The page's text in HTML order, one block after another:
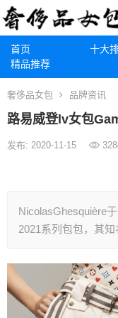
首页 十大
精品推荐
奢侈品女包 品牌资讯
路易威登lv女包
发布: 2020-11-15
NicolasGhesquière
2021系列包包，其